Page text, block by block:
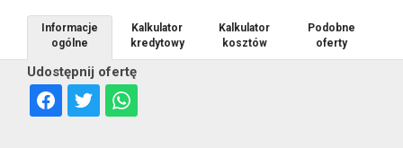
Nowa
Udostępnij ofertę
Informacje
ogólne
Kalkulator
kredytowy
Kalkulator
kosztów
Podobne
oferty